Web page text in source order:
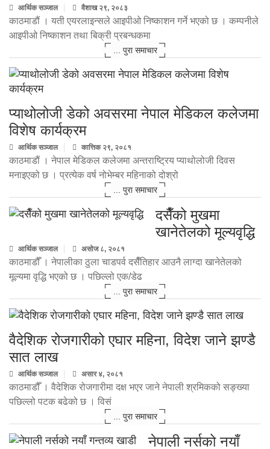
आर्थिक सञ्जाल वैशाख २९, २०८३
काठमाडौं । यती एयरलाइन्सले आइपीओ निष्काशन गर्ने भएको छ । कम्पनीले
आइपीओ निष्काशन तथा बिक्री प्रबन्धकमा
... पुरा समाचार
प्याथोलोजी डेको अवसरमा नेपाल मेडिकल कलेजमा
विशेष कार्यक्रम
आर्थिक सञ्जाल कात्तिक २९, २०८१
काठमाडौं । नेपाल मेडिकल कलेजमा अन्तराष्ट्रिय प्याथोलोजी दिवस
मनाइएको छ । प्रत्येक वर्ष नोभेम्बर महिनाको दोश्रो
... पुरा समाचार
दसैँको मुखमा
खानेतेलको मूल्यवृद्धि
आर्थिक सञ्जाल असोज ८, २०८१
काठमाडौँ । नेपालीका ठुला चाडपर्व दसैँतिहार आउनै लाग्दा खानेतेलको
मूल्यमा वृद्धि भएको छ । पछिल्लो एक/डेढ
... पुरा समाचार
वैदेशिक रोजगारीको एघार महिना, विदेश जाने झण्डै
सात लाख
आर्थिक सञ्जाल असार ४, २०८१
काठमाडौँ । वैदेशिक रोजगारीमा दक्ष भएर जाने नेपाली श्रमिकको सङ्ख्या
पछिल्लो पटक बढेको छ । विसं
... पुरा समाचार
नेपाली नर्सको नयाँ